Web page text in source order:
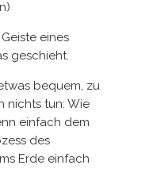
eines
geschieht.
bequem, zu
nichts tun: Wie
einfach dem
des
Erde einfach